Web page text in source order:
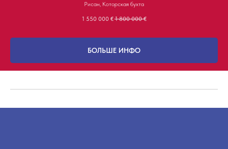
Рисан, Которская бухта
1 550 000 € 1 800 000 €
БОЛЬШЕ ИНФО